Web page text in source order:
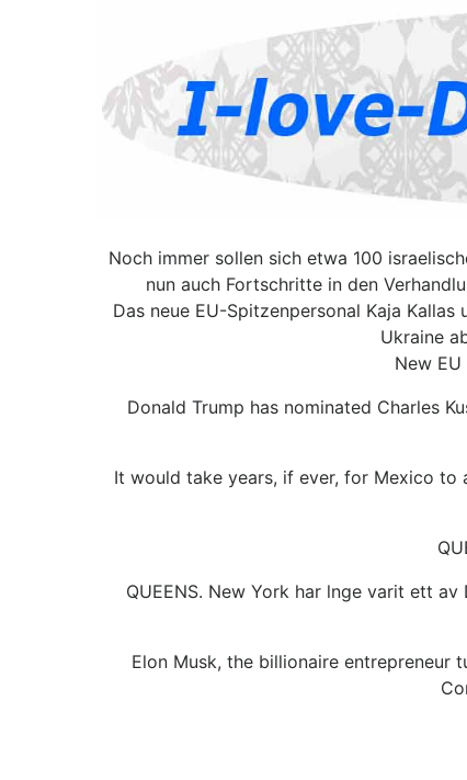
Noch immer sollen sich etwa 100
nun auch Fortschritte in den
Das neue EU-Spitzenpersonal Kaja
Ukraine
New
Donald Trump has nominated Charles
It would take years, if ever, for Mexico to
QUEENS. New York har lnge varit ett
Elon Musk, the billionaire entrepreneur